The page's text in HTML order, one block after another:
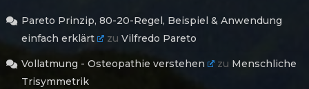
Pareto Prinzip, 80-20-Regel, Beispiel & Anwendung
einfach erklärt
zuVilfredo Pareto
Vollatmung - Osteopathie verstehen zu Menschliche
Trisymmetrik